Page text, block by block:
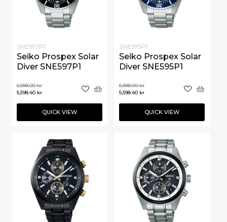
SNE597P1
Seiko Prospex Solar
Diver SNE597P1
6,998.00kr
5,598.40 kr
QUICK VIEW
SNE595P1
Seiko Prospex Solar
Diver SNE595P1
6,998.00kr
5,598.40 kr
QUICK VIEW